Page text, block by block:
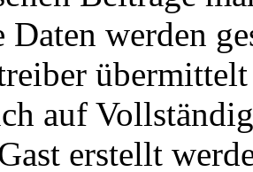
Daten werden
auf
erstellt